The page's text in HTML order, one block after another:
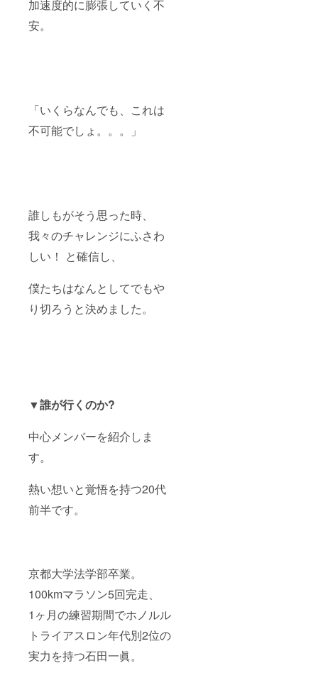
加速度的に膨張していく不
安。
「いくらなんでも、これは
不可能でしょ。。。」
誰しもがそう思った時、
我々のチャレンジにふさわ
しい！ と確信し、
僕たちはなんとしてでもや
り切ろうと決めました。
▼誰が行くのか?
中心メンバーを紹介しま
す。
熱い想いと覚悟を持つ20代
前半です。
京都大学法学部卒業。
100kmマラソン5回完走、
1ヶ月の練習期間でホノルル
トライアスロン年代別2位の
実力を持つ石田一眞。